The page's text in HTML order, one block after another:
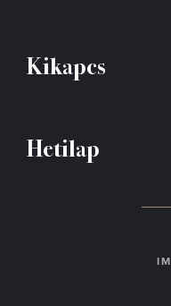
Kikapcs
Hetilap